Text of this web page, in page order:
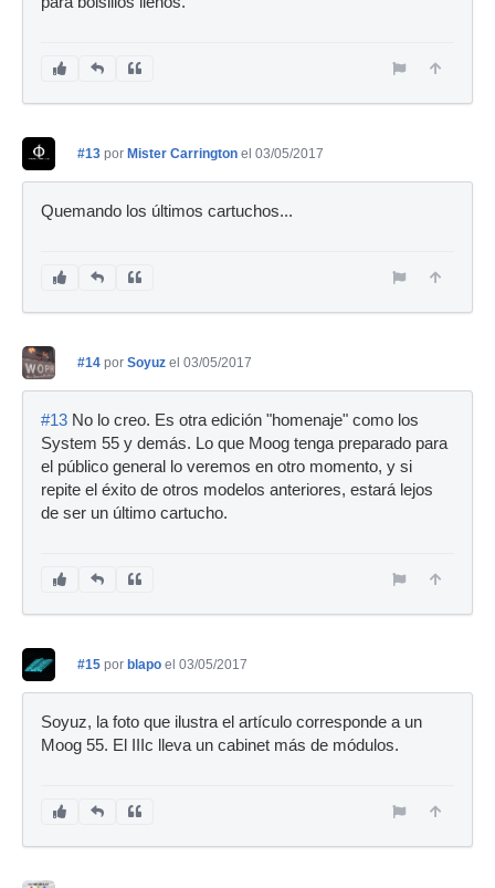
#13 por Mister Carrington el 03/05/2017
Quemando los últimos cartuchos...
#14 por Soyuz el 03/05/2017
#13 No lo creo. Es otra edición "homenaje" como los
System 55 y demás. Lo que Moog tenga preparado para
el público general lo veremos en otro momento, y si
repite el éxito de otros modelos anteriores, estará lejos
de ser un último cartucho.
#15 por blapo el 03/05/2017
Soyuz, la foto que ilustra el artículo corresponde a un
Moog 55. El IIIc lleva un cabinet más de módulos.